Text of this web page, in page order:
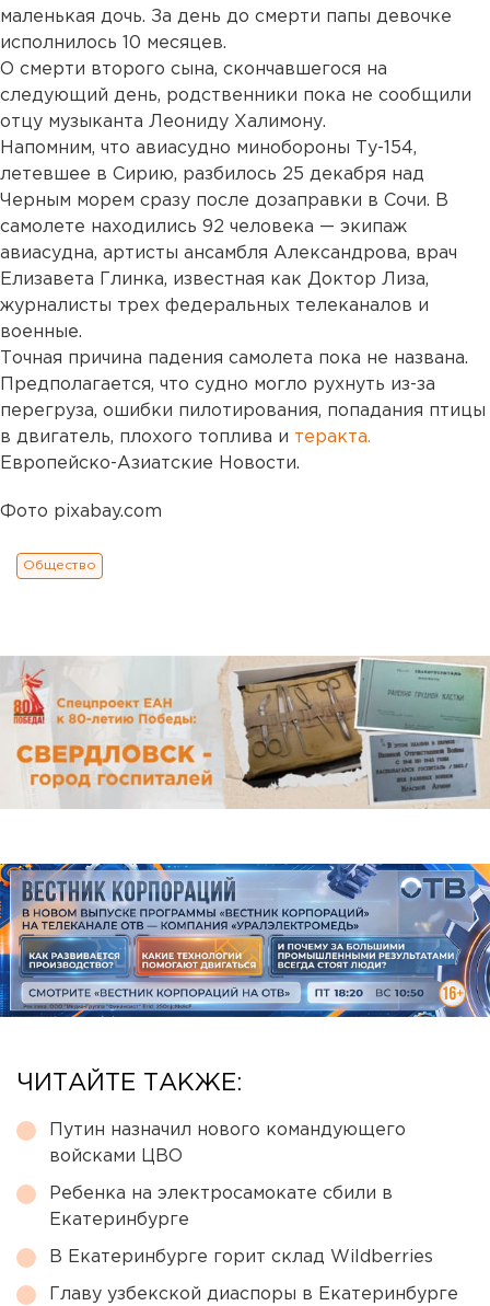
маленькая дочь. За день до смерти папы девочке
исполнилось 10 месяцев.
О смерти второго сына, скончавшегося на
следующий день, родственники пока не сообщили
отцу музыканта Леониду Халимону.
Напомним, что авиасудно минобороны Ту-154,
летевшее в Сирию, разбилось 25 декабря над
Черным морем сразу после дозаправки в Сочи. В
самолете находились 92 человека — экипаж
авиасудна, артисты ансамбля Александрова, врач
Елизавета Глинка, известная как Доктор Лиза,
журналисты трех федеральных телеканалов и
военные.
Точная причина падения самолета пока не названа.
Предполагается, что судно могло рухнуть из-за
перегруза, ошибки пилотирования, попадания птицы
в двигатель, плохого топлива и теракта.
Европейско-Азиатские Новости.
Фото pixabay.com
Общество
ЧИТАЙТЕ ТАКЖЕ:
Путин назначил нового командующего
войсками ЦВО
Ребенка на электросамокате сбили в
Екатеринбурге
В Екатеринбурге горит склад Wildberries
Главу узбекской диаспоры в Екатеринбурге